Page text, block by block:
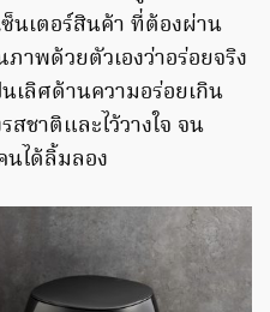
นเตอร์สินค้า ที่ต้องผ่าน
พด้วยตัวเองว่าอร่อยจริง
เลิศด้านความอร่อยเกิน
ชาติและไว้วางใจ จน
นได้ลิ้มลอง